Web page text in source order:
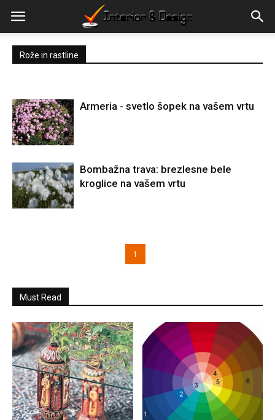
Rože in rastline
Armeria - svetlo šopek na vašem vrtu
Bombažna trava: brezlesne bele
kroglice na vašem vrtu
1
Must Read